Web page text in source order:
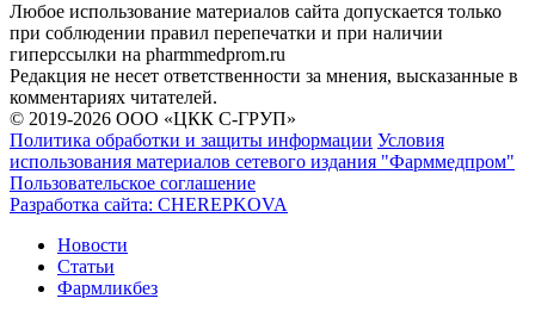
Любое использование материалов сайта допускается только
при соблюдении правил перепечатки и при наличии
гиперссылки на pharmmedprom.ru
Редакция не несет ответственности за мнения, высказанные в
комментариях читателей.
© 2019-2026 ООО «ЦКК С-ГРУП»
Политика обработки и защиты информации Условия
использования материалов сетевого издания "Фарммедпром"
Пользовательское соглашение
Разработка сайта: CHEREPKOVA
Новости
Статьи
Фармликбез